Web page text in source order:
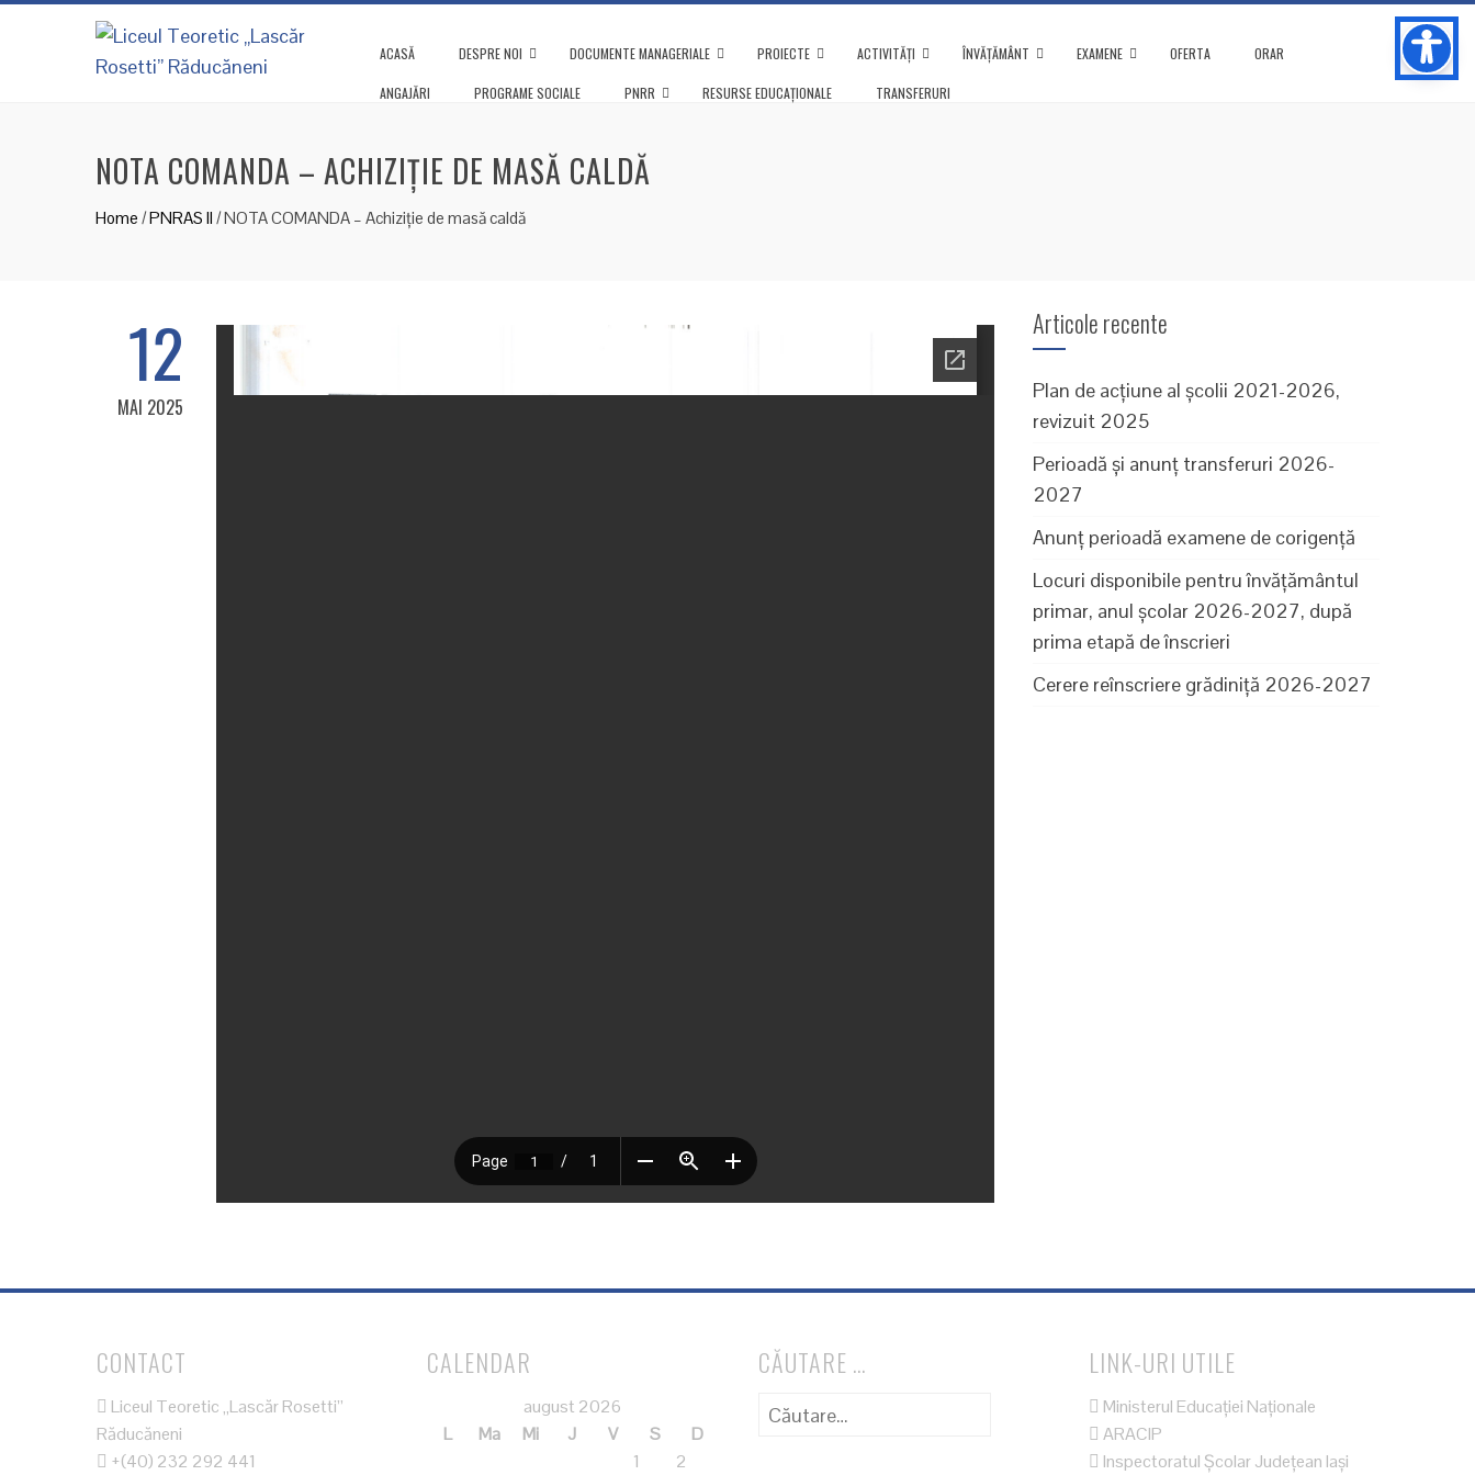
ACASĂ DESPRE NOI DOCUMENTE MANAGERIALE PROIECTE ACTIVITĂȚI ÎNVĂȚĂMÂNT EXAMENE OFERTA ORAR
ANGAJĂRI PROGRAME SOCIALE PNRR RESURSE EDUCAȚIONALE TRANSFERURI
NOTA COMANDA – ACHIZIȚIE DE MASĂ CALDĂ
Home /PNRAS II /NOTA COMANDA – Achiziție de masă caldă
12
MAI 2025
Articole recente
Plan de acțiune al școlii 2021-2026,
revizuit 2025
Perioadă și anunț transferuri 2026-
2027
Anunț perioadă examene de corigență
Locuri disponibile pentru învăţământul
primar, anul şcolar 2026-2027, după
prima etapă de înscrieri
Cerere reînscriere grădiniță 2026-2027
CONTACT
Liceul Teoretic „Lascăr Rosetti”
Răducăneni
+(40) 232 292 441
CALENDAR
august 2026
L
Ma Mi J V S
D
1
2
CĂUTARE …
Caută
LINK-URI UTILE
Ministerul Educației Naționale
ARACIP
Inspectoratul Școlar Județean Iași